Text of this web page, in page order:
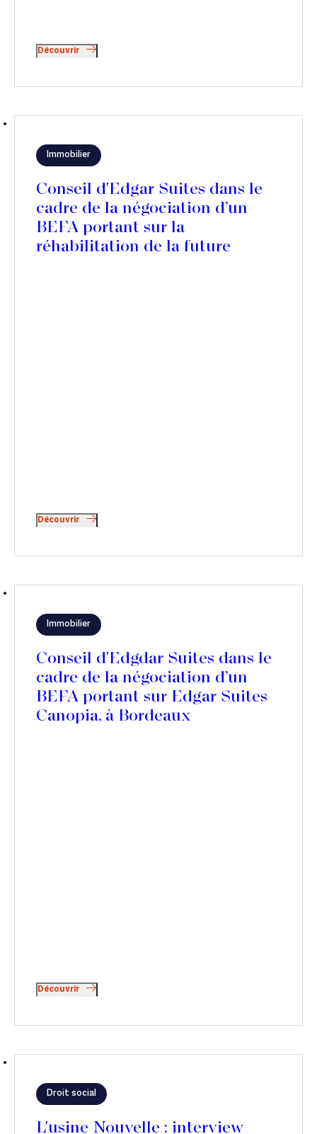
Découvrir
Immobilier
Conseil d'Edgar Suites dans le
cadre de la négociation d’un
BEFA portant sur la
réhabilitation de la future
Découvrir
Immobilier
Conseil d'Edgdar Suites dans le
cadre de la négociation d’un
BEFA portant sur Edgar Suites
Canopia, à Bordeaux
Découvrir
Droit social
L'usine Nouvelle : interview